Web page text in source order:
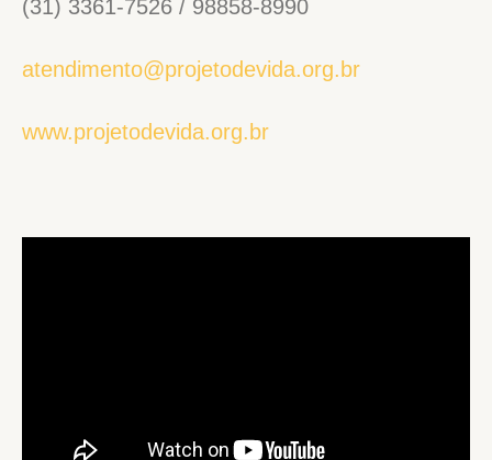
(31) 3361-7526 / 98858-8990
atendimento@projetodevida.org.br
www.projetodevida.org.br